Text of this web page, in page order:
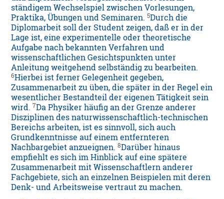
ständigem Wechselspiel zwischen Vorlesungen,
Praktika, Übungen und Seminaren.5Durch die
Diplomarbeit soll der Student zeigen, daß er in der
Lage ist, eine experimentelle oder theoretische
Aufgabe nach bekannten Verfahren und
wissenschaftlichen Gesichtspunkten unter
Anleitung weitgehend selbständig zu bearbeiten.
6Hierbei ist ferner Gelegenheit gegeben,
Zusammenarbeit zu üben, die später in der Regel ein
wesentlicher Bestandteil der eigenen Tätigkeit sein
wird.7Da Physiker häufig an der Grenze anderer
Disziplinen des naturwissenschaftlich-technischen
Bereichs arbeiten, ist es sinnvoll, sich auch
Grundkenntnisse auf einem entfernteren
Nachbargebiet anzueignen.8Darüber hinaus
empfiehlt es sich im Hinblick auf eine spätere
Zusammenarbeit mit Wissenschaftlern anderer
Fachgebiete, sich an einzelnen Beispielen mit deren
Denk- und Arbeitsweise vertraut zu machen.